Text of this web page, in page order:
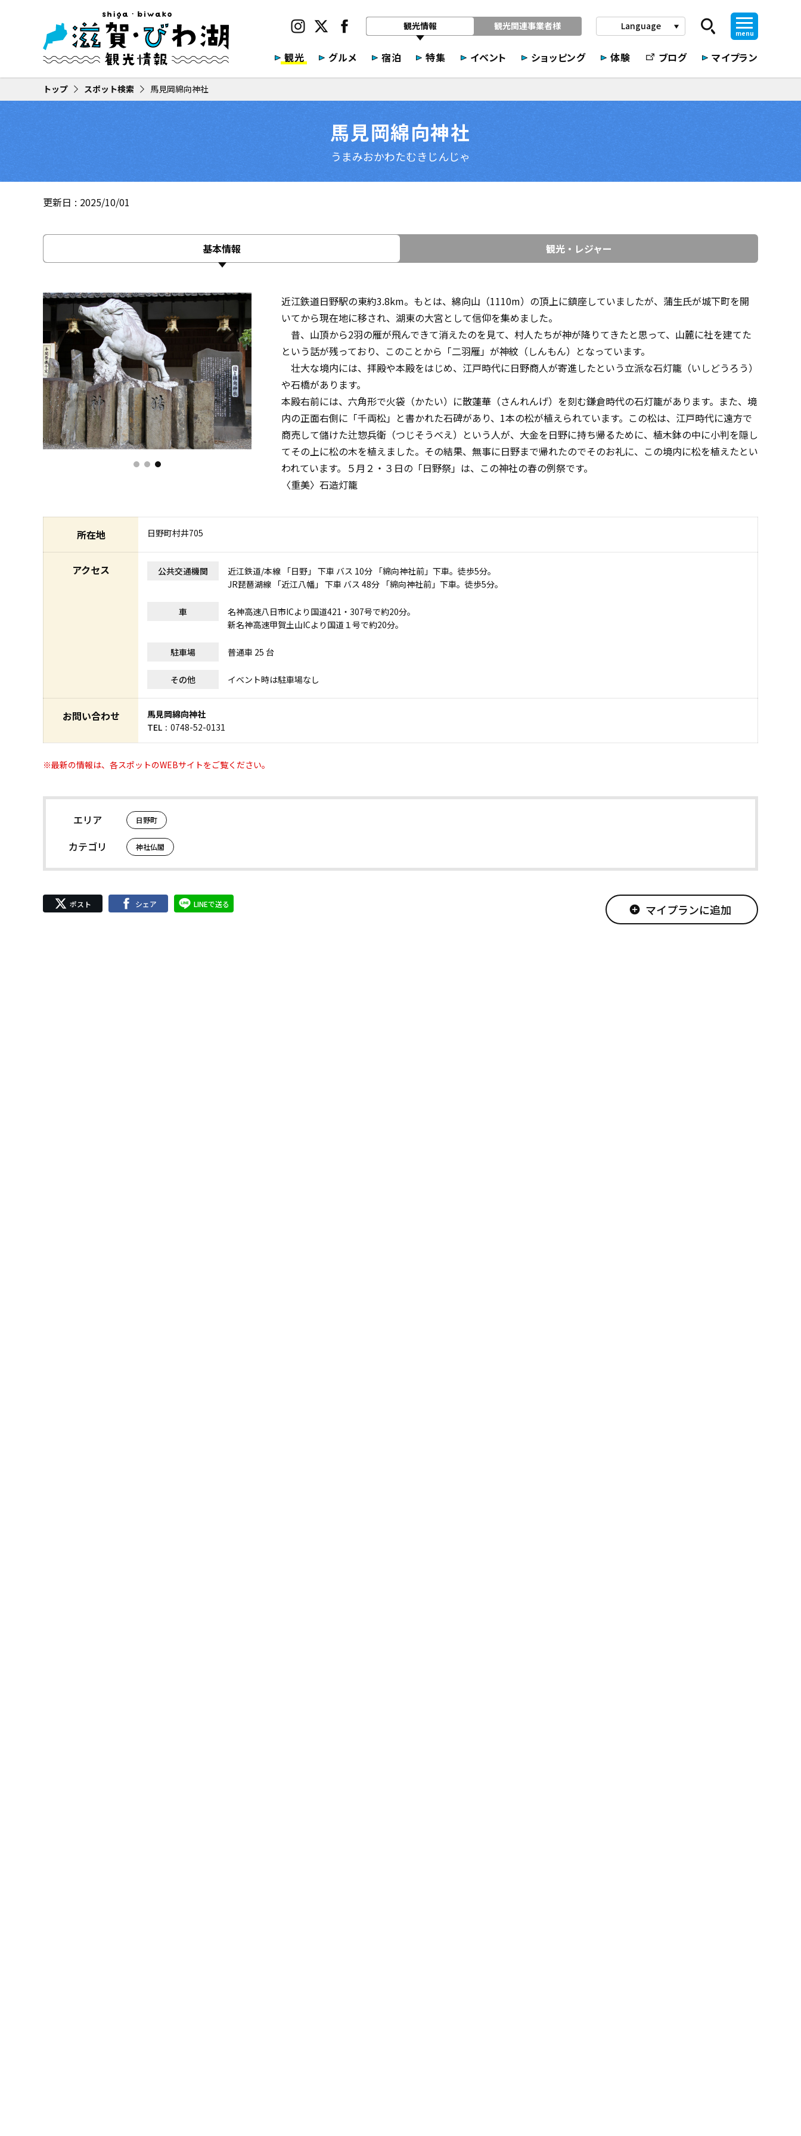
観光情報 観光関連事業者様 Language play_arrow
menu
観光 グルメ 宿泊 特集 イベント ショッピング 体験 ブログ マイプラン
トップ スポット検索 馬見岡綿向神社
馬見岡綿向神社
うまみおかわたむきじんじゃ
更新日 2025/10/01
基本情報 観光・レジャー
近江鉄道日野駅の東約3.8km。もとは、綿向山（1110m）の頂上に鎮座していましたが、蒲生氏が城下町を開
いてから現在地に移され、湖東の大宮として信仰を集めました。
昔、山頂から2羽の雁が飛んできて消えたのを見て、村人たちが神が降りてきたと思って、山麓に社を建てた
という話が残っており、このことから「二羽雁」が神紋（しんもん）となっています。
壮大な境内には、拝殿や本殿をはじめ、江戸時代に日野商人が寄進したという立派な石灯籠（いしどうろう）
や石橋があります。
本殿右前には、六角形で火袋（かたい）に散蓮華（さんれんげ）を刻む鎌倉時代の石灯籠があります。また、境
内の正面右側に「千両松」と書かれた石碑があり、1本の松が植えられています。この松は、江戸時代に遠方で
商売して儲けた辻惣兵衛（つじそうべえ）という人が、大金を日野に持ち帰るために、植木鉢の中に小判を隠し
てその上に松の木を植えました。その結果、無事に日野まで帰れたのでそのお礼に、この境内に松を植えたとい
われています。５月２・３日の「日野祭」は、この神社の春の例祭です。
〈重美〉石造灯籠
所在地 日野町村井705
アクセス 公共交通機関
近江鉄道/本線 「日野」 下車 バス 10分 「綿向神社前」下車。徒歩5分。
JR琵琶湖線 「近江八幡」 下車 バス 48分 「綿向神社前」下車。徒歩5分。
車
名神高速八日市ICより国道421・307号で約20分。
新名神高速甲賀土山ICより国道１号で約20分。
駐車場 普通車 25 台
その他 イベント時は駐車場なし
お問い合わせ
馬見岡綿向神社
TEL
0748-52-0131
※最新の情報は、各スポットのWEBサイトをご覧ください。
エリア 日野町
カテゴリ 神社仏閣
ポスト シェア LINEで送る add_circle マイプランに追加